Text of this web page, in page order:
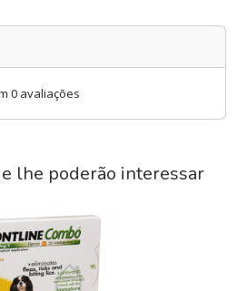
0 avaliações
lhe poderão interessar